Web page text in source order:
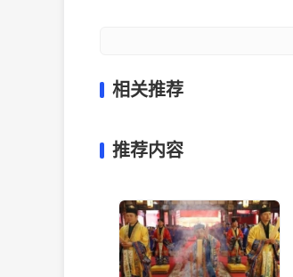
相关推荐
推荐内容